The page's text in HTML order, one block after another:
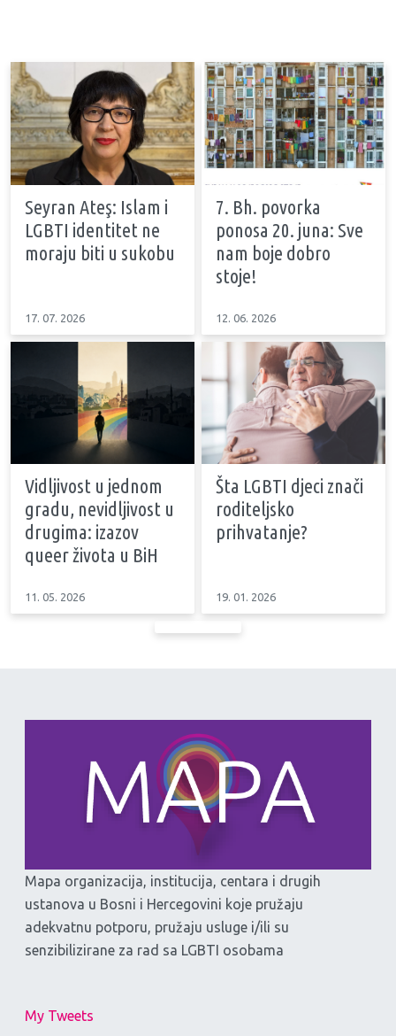
Seyran Ateş: Islam i
LGBTI identitet ne
moraju biti u sukobu
17. 07. 2026
7. Bh. povorka
ponosa 20. juna: Sve
nam boje dobro
stoje!
12. 06. 2026
Vidljivost u jednom
gradu, nevidljivost u
drugima: izazov
queer života u BiH
11. 05. 2026
Šta LGBTI djeci znači
roditeljsko
prihvatanje?
19. 01. 2026
Mapa organizacija, institucija, centara i drugih
ustanova u Bosni i Hercegovini koje pružaju
adekvatnu potporu, pružaju usluge i/ili su
senzibilizirane za rad sa LGBTI osobama
My Tweets